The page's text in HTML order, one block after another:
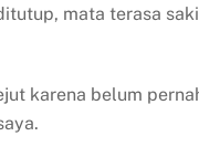
mata terasa
karena belum